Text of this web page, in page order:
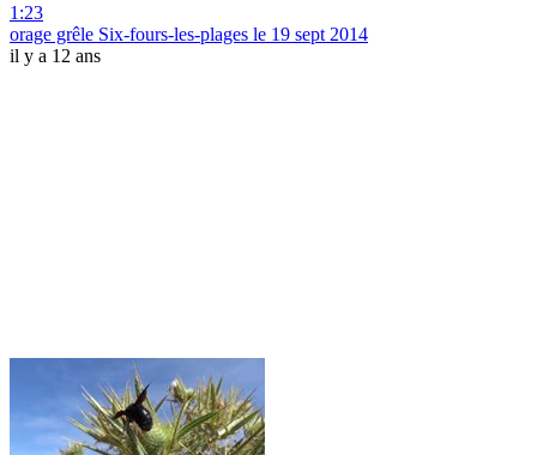
1:23
orage grêle Six-fours-les-plages le 19 sept 2014
il y a 12 ans